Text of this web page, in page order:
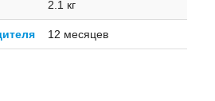
2.1 кг
12 месяцев